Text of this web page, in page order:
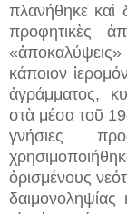
πλανήθηκε καὶ
προφητικὲς
κάποιον
ἀγράμματος,
στὰ μέσα τοῦ
γνήσιες
ὁρισμένους
δαιμονοληψίας